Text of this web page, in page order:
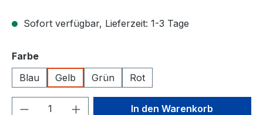
Sofort verfügbar, Lieferzeit: 1-3 Tage
Farbeauswählen
Blau
Gelb Grün Rot
Produkt Anzahl: Gib denIn den Warenkorb